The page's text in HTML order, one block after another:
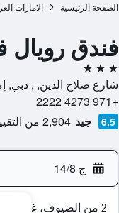
الصفحة الرئيسية الامارات
فندق رويال
3 نجوم
شارع صلاح الدين, , دبي,
+971 4273 2222
6.5 جيد 2,904 من التقييمات تم التحقق منها
ج 14/8
2 من الضيوف، غرفة واحدة